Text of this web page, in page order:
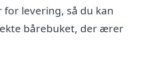
levering, så du kan
bårebuket, der ærer